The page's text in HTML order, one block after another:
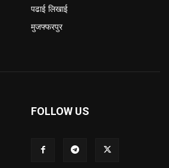
पढाई लिखाई
मुजफ्फरपुर
FOLLOW US